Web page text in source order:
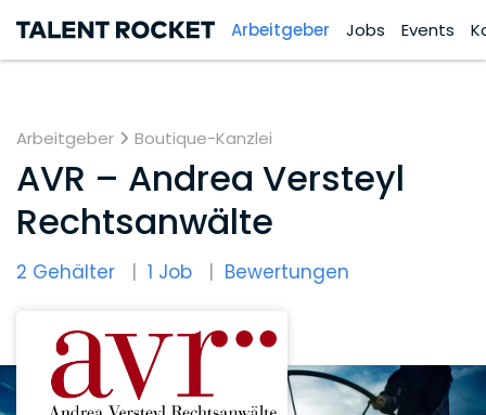
Arbeitgeber Jobs Events
Arbeitgeber Boutique-Kanzlei
AVR – Andrea Versteyl
Rechtsanwälte
2 Gehälter 1 Job Bewertungen